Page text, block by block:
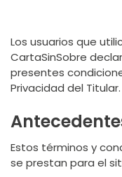
Los usuarios que
CartaSinSobre
presentes
Privacidad del Titular.
Estos términos y
se prestan para el